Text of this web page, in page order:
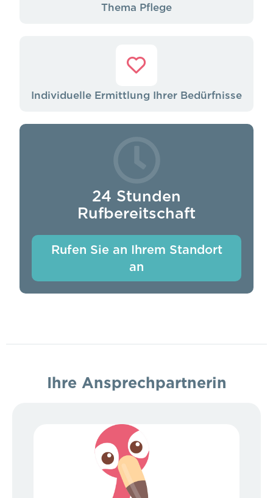
Thema Pflege
Individuelle Ermittlung Ihrer Bedürfnisse
24 Stunden
Rufbereitschaft
Rufen Sie an Ihrem Standort
an
Ihre Ansprechpartnerin